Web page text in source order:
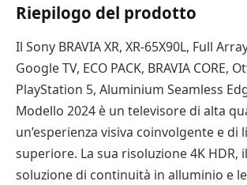
Riepilogo del prodotto
Il Sony BRAVIA XR, XR-65X90L, Full
Google TV, ECO PACK, BRAVIA CORE,
PlayStation 5, Aluminium Seamless
Modello 2024 è un televisore di alta
un’esperienza visiva coinvolgente e di
superiore. La sua risoluzione 4K HDR,
soluzione di continuità in alluminio e